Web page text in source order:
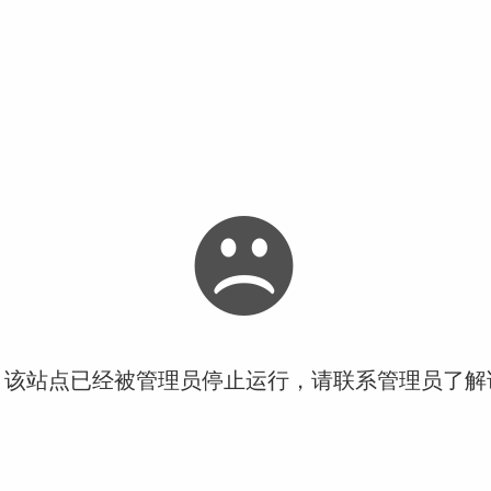
站点已经被管理员停止运行，请联系管理员了